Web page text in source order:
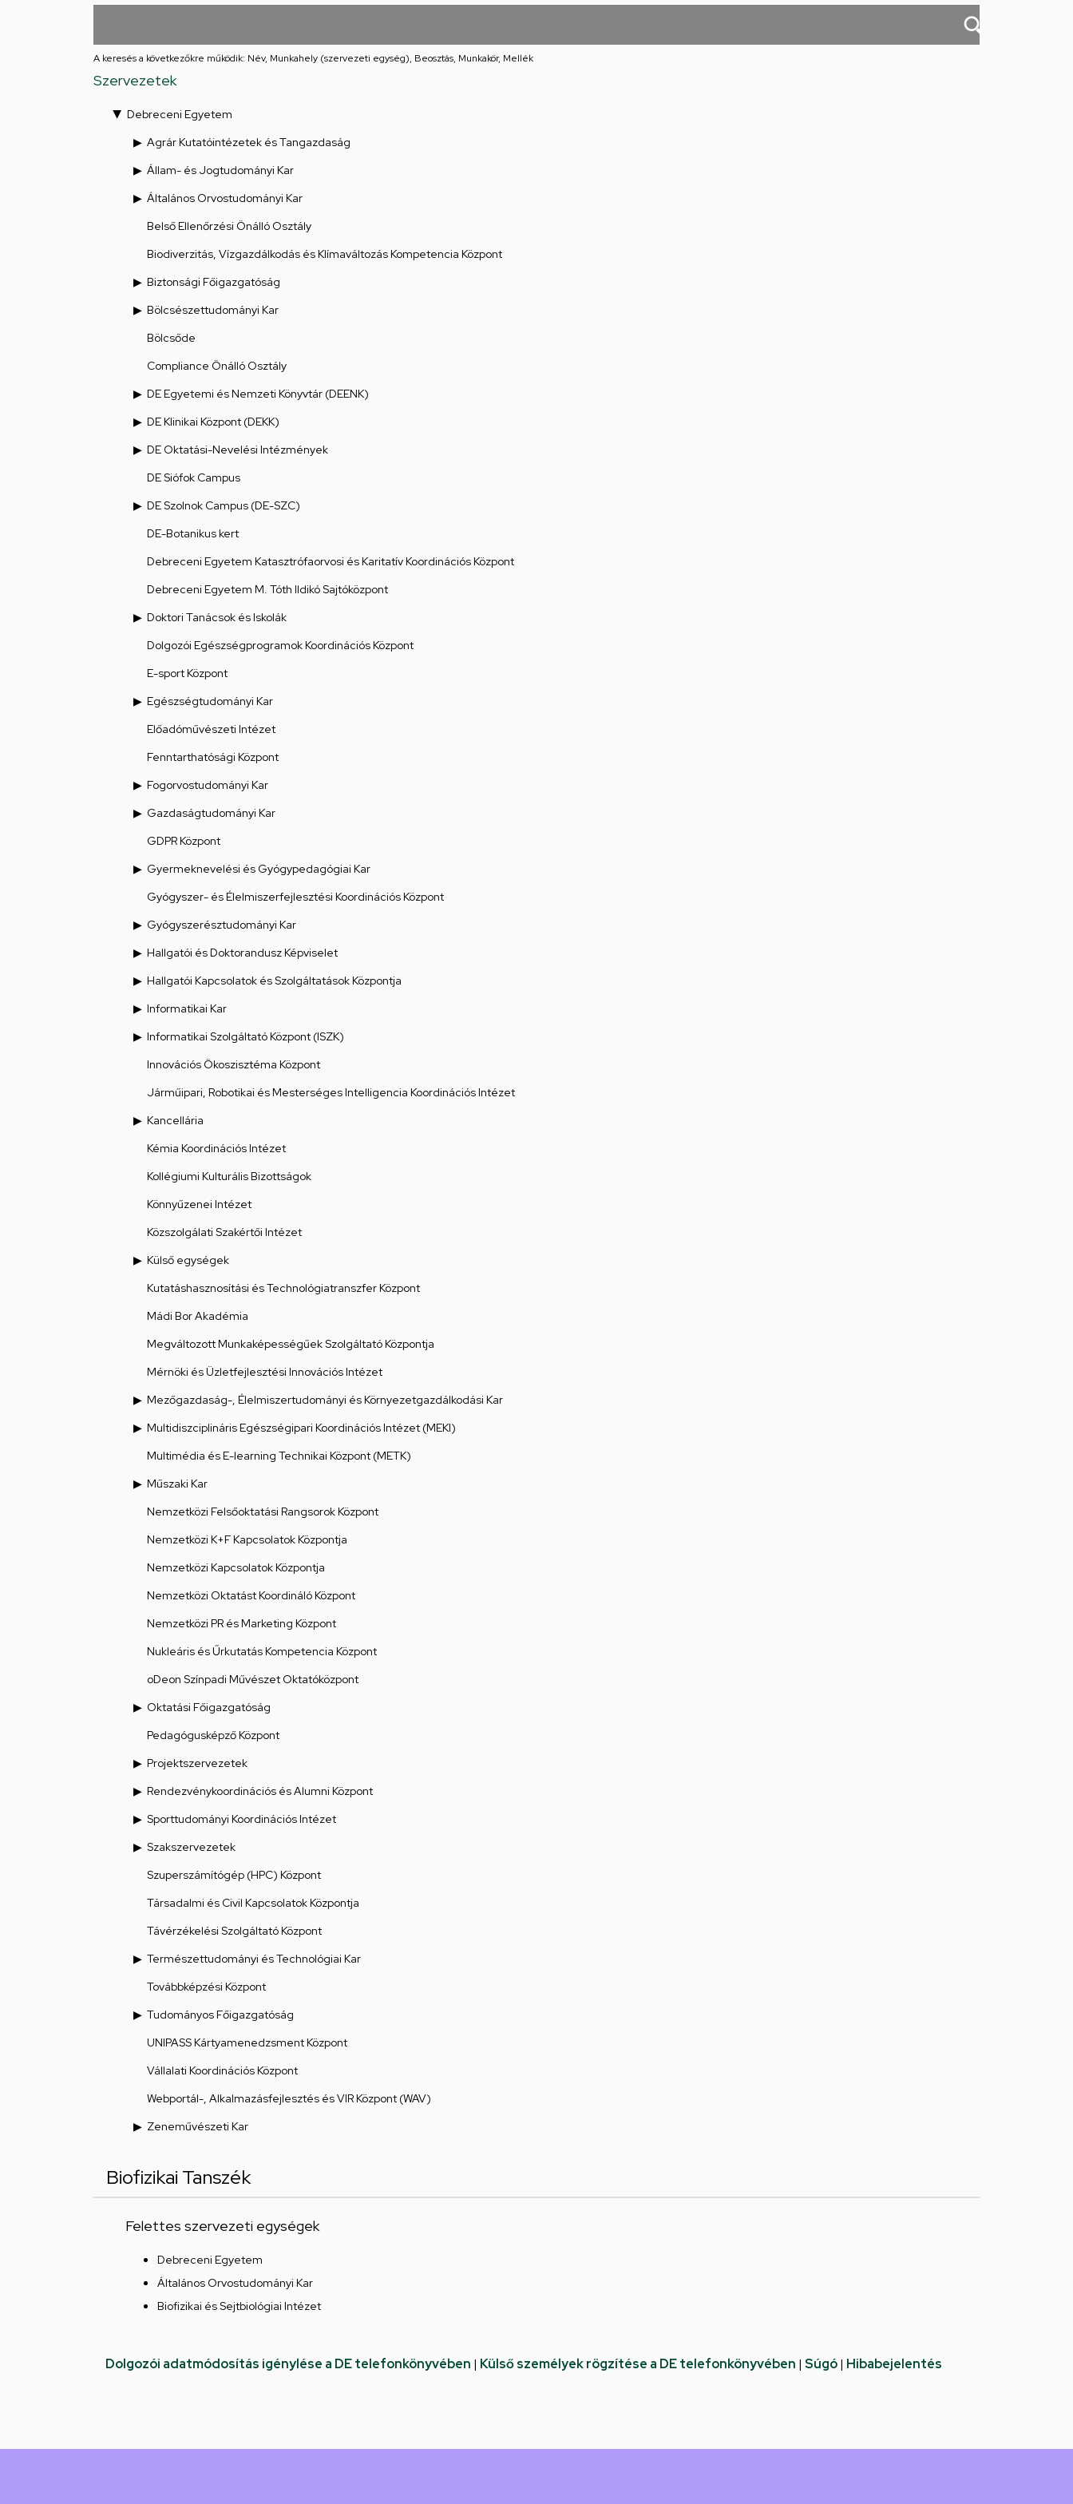
feladatellátási
A keresés a következőkre működik: Név, Munkahely (szervezeti egység), Beosztás, Munkakör, Mellék
Szervezetek
Debreceni Egyetem
Agrár Kutatóintézetek és Tangazdaság
Állam- és Jogtudományi Kar
Általános Orvostudományi Kar
Belső Ellenőrzési Önálló Osztály
Biodiverzitás, Vízgazdálkodás és Klímaváltozás Kompetencia Központ
Biztonsági Főigazgatóság
Bölcsészettudományi Kar
Bölcsőde
Compliance Önálló Osztály
DE Egyetemi és Nemzeti Könyvtár (DEENK)
DE Klinikai Központ (DEKK)
DE Oktatási-Nevelési Intézmények
DE Siófok Campus
DE Szolnok Campus (DE-SZC)
DE-Botanikus kert
Debreceni Egyetem Katasztrófaorvosi és Karitatív Koordinációs Központ
Debreceni Egyetem M. Tóth Ildikó Sajtóközpont
Doktori Tanácsok és Iskolák
Dolgozói Egészségprogramok Koordinációs Központ
E-sport Központ
Egészségtudományi Kar
Előadóművészeti Intézet
Fenntarthatósági Központ
Fogorvostudományi Kar
Gazdaságtudományi Kar
GDPR Központ
Gyermeknevelési és Gyógypedagógiai Kar
Gyógyszer- és Élelmiszerfejlesztési Koordinációs Központ
Gyógyszerésztudományi Kar
Hallgatói és Doktorandusz Képviselet
Hallgatói Kapcsolatok és Szolgáltatások Központja
Informatikai Kar
Informatikai Szolgáltató Központ (ISZK)
Innovációs Ökoszisztéma Központ
Járműipari, Robotikai és Mesterséges Intelligencia Koordinációs Intézet
Kancellária
Kémia Koordinációs Intézet
Kollégiumi Kulturális Bizottságok
Könnyűzenei Intézet
Közszolgálati Szakértői Intézet
Külső egységek
Kutatáshasznosítási és Technológiatranszfer Központ
Mádi Bor Akadémia
Megváltozott Munkaképességűek Szolgáltató Központja
Mérnöki és Üzletfejlesztési Innovációs Intézet
Mezőgazdaság-, Élelmiszertudományi és Környezetgazdálkodási Kar
Multidiszciplináris Egészségipari Koordinációs Intézet (MEKI)
Multimédia és E-learning Technikai Központ (METK)
Műszaki Kar
Nemzetközi Felsőoktatási Rangsorok Központ
Nemzetközi K+F Kapcsolatok Központja
Nemzetközi Kapcsolatok Központja
Nemzetközi Oktatást Koordináló Központ
Nemzetközi PR és Marketing Központ
Nukleáris és Űrkutatás Kompetencia Központ
oDeon Színpadi Művészet Oktatóközpont
Oktatási Főigazgatóság
Pedagógusképző Központ
Projektszervezetek
Rendezvénykoordinációs és Alumni Központ
Sporttudományi Koordinációs Intézet
Szakszervezetek
Szuperszámítógép (HPC) Központ
Társadalmi és Civil Kapcsolatok Központja
Távérzékelési Szolgáltató Központ
Természettudományi és Technológiai Kar
Továbbképzési Központ
Tudományos Főigazgatóság
UNIPASS Kártyamenedzsment Központ
Vállalati Koordinációs Központ
Webportál-, Alkalmazásfejlesztés és VIR Központ (WAV)
Zeneművészeti Kar
Biofizikai Tanszék
Felettes szervezeti egységek
Debreceni Egyetem
Általános Orvostudományi Kar
Biofizikai és Sejtbiológiai Intézet
Dolgozói adatmódosítás igénylése a DE telefonkönyvében | Külső személyek rögzítése a DE telefonkönyvében | Súgó| Hibabejelentés